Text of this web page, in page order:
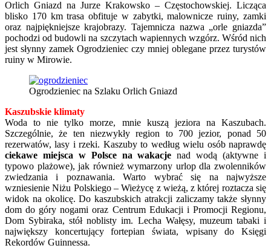
Orlich Gniazd na Jurze Krakowsko – Częstochowskiej. Licząca
blisko 170 km trasa obfituje w zabytki, malownicze ruiny, zamki
oraz najpiękniejsze krajobrazy. Tajemnicza nazwa „orle gniazda”
pochodzi od budowli na szczytach wapiennych wzgórz. Wśród nich
jest słynny zamek Ogrodzieniec czy mniej oblegane przez turystów
ruiny w Mirowie.
Ogrodzieniec na Szlaku Orlich Gniazd
Kaszubskie klimaty
Woda to nie tylko morze, mnie kuszą jeziora na Kaszubach.
Szczególnie, że ten niezwykły region to 700 jezior, ponad 50
rezerwatów, lasy i rzeki. Kaszuby to według wielu osób naprawdę
ciekawe miejsca w Polsce na wakacje nad wodą (aktywne i
typowo plażowe), jak również wymarzony urlop dla zwolenników
zwiedzania i poznawania. Warto wybrać się na najwyższe
wzniesienie Niżu Polskiego – Wieżycę z wieżą, z której roztacza się
widok na okolicę. Do kaszubskich atrakcji zaliczamy także słynny
dom do góry nogami oraz Centrum Edukacji i Promocji Regionu,
Dom Sybiraka, stół noblisty im. Lecha Wałęsy, muzeum tabaki i
największy koncertujący fortepian świata, wpisany do Księgi
Rekordów Guinnessa.